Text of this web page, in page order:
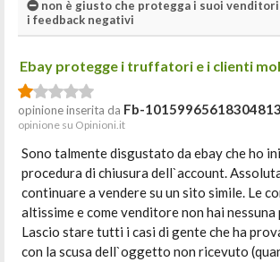
non è giusto che protegga i suoi
i feedback negativi
Ebay protegge i truffatori e i clienti
opinione inserita da Fb-10159965618304813
opinione su Opinioni.it
Sono talmente disgustato da ebay che ho
procedura di chiusura dell`account.
continuare a vendere su un sito simile. Le
altissime e come venditore non hai
Lascio stare tutti i casi di gente che ha
con la scusa dell`oggetto non ricevuto